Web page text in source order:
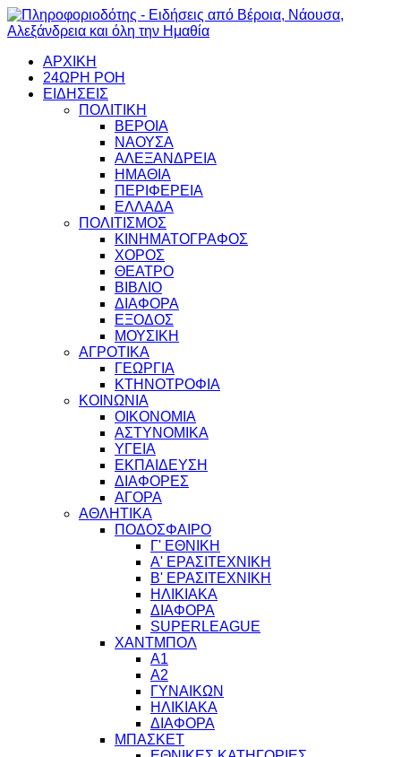
ΑΡΧΙΚΗ
24ΩΡΗ ΡΟΗ
ΕΙΔΗΣΕΙΣ
ΠΟΛΙΤΙΚΗ
ΒΕΡΟΙΑ
ΝΑΟΥΣΑ
ΑΛΕΞΑΝΔΡΕΙΑ
ΗΜΑΘΙΑ
ΠΕΡΙΦΕΡΕΙΑ
ΕΛΛΑΔΑ
ΠΟΛΙΤΙΣΜΟΣ
ΚΙΝΗΜΑΤΟΓΡΑΦΟΣ
ΧΟΡΟΣ
ΘΕΑΤΡΟ
ΒΙΒΛΙΟ
ΔΙΑΦΟΡΑ
ΕΞΟΔΟΣ
ΜΟΥΣΙΚΗ
ΑΓΡΟΤΙΚΑ
ΓΕΩΡΓΙΑ
ΚΤΗΝΟΤΡΟΦΙΑ
ΚΟΙΝΩΝΙΑ
ΟΙΚΟΝΟΜΙΑ
ΑΣΤΥΝΟΜΙΚΑ
ΥΓΕΙΑ
ΕΚΠΑΙΔΕΥΣΗ
ΔΙΑΦΟΡΕΣ
ΑΓΟΡΑ
ΑΘΛΗΤΙΚΑ
ΠΟΔΟΣΦΑΙΡΟ
Γ' ΕΘΝΙΚΗ
Α' ΕΡΑΣΙΤΕΧΝΙΚΗ
Β' ΕΡΑΣΙΤΕΧΝΙΚΗ
ΗΛΙΚΙΑΚΑ
ΔΙΑΦΟΡΑ
SUPERLEAGUE
ΧΑΝΤΜΠΟΛ
Α1
Α2
ΓΥΝΑΙΚΩΝ
ΗΛΙΚΙΑΚΑ
ΔΙΑΦΟΡΑ
ΜΠΑΣΚΕΤ